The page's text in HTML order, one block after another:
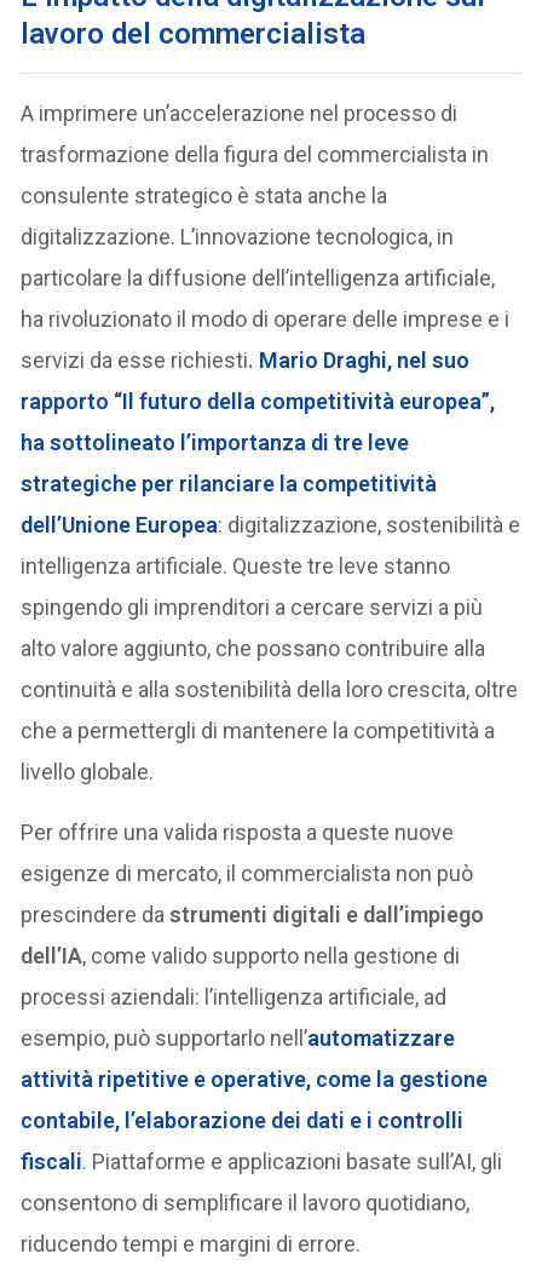
lavoro del commercialista
A imprimere un’accelerazione nel processo di
trasformazione della figura del commercialista in
consulente strategico è stata anche la
digitalizzazione. L’innovazione tecnologica, in
particolare la diffusione dell’intelligenza artificiale,
ha rivoluzionato il modo di operare delle imprese e i
servizi da esse richiesti. Mario Draghi, nel suo
rapporto “Il futuro della competitività europea”,
ha sottolineato l’importanza di tre leve
strategiche per rilanciare la competitività
dell’Unione Europea: digitalizzazione, sostenibilità e
intelligenza artificiale. Queste tre leve stanno
spingendo gli imprenditori a cercare servizi a più
alto valore aggiunto, che possano contribuire alla
continuità e alla sostenibilità della loro crescita, oltre
che a permettergli di mantenere la competitività a
livello globale.
Per offrire una valida risposta a queste nuove
esigenze di mercato, il commercialista non può
prescindere dastrumenti digitali e dall’impiego
dell’IA, come valido supporto nella gestione di
processi aziendali: l’intelligenza artificiale, ad
esempio, può supportarlo nell’automatizzare
attività ripetitive e operative, come la gestione
contabile, l’elaborazione dei dati e i controlli
fiscali. Piattaforme e applicazioni basate sull’AI, gli
consentono di semplificare il lavoro quotidiano,
riducendo tempi e margini di errore.